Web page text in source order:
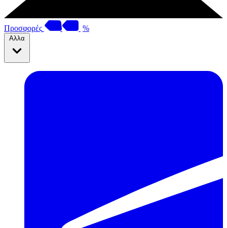
Προσφορές %
Αλλα